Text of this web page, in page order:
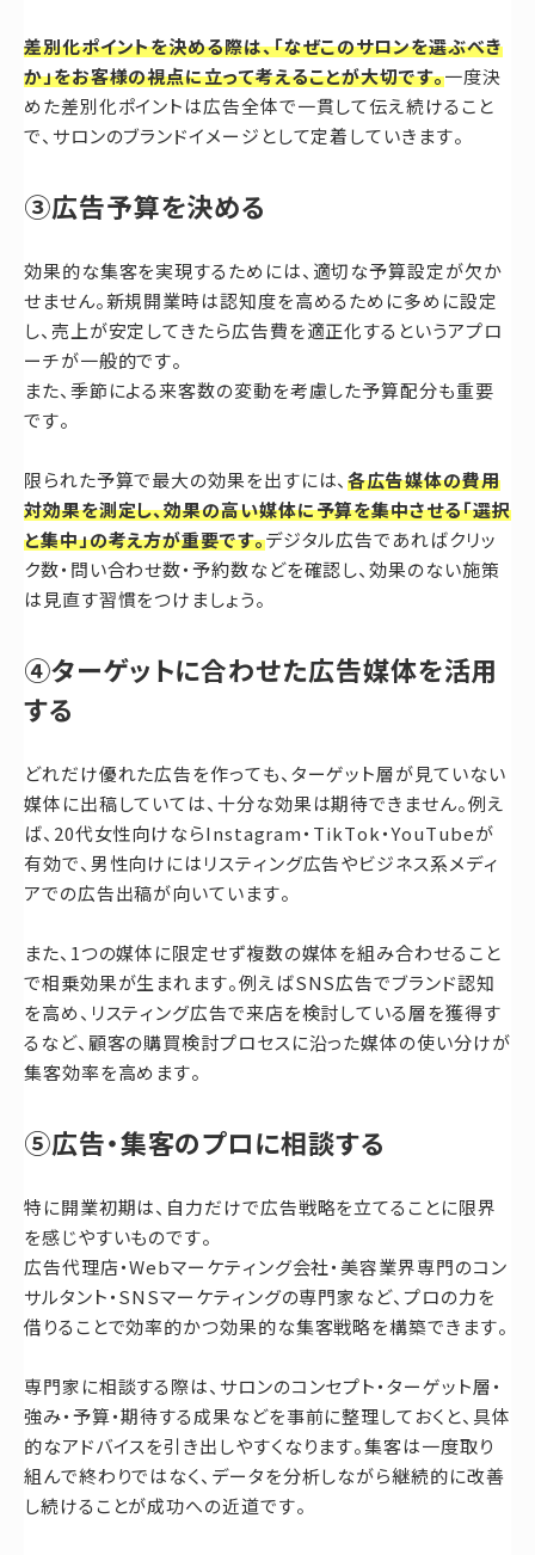
差別化ポイントを決める際は、「なぜこのサロンを選ぶべき
か」をお客様の視点に立って考えることが大切です。一度決
めた差別化ポイントは広告全体で一貫して伝え続けること
で、サロンのブランドイメージとして定着していきます。
③広告予算を決める
効果的な集客を実現するためには、適切な予算設定が欠か
せません。新規開業時は認知度を高めるために多めに設定
し、売上が安定してきたら広告費を適正化するというアプロ
ーチが一般的です。
また、季節による来客数の変動を考慮した予算配分も重要
です。
限られた予算で最大の効果を出すには、各広告媒体の費用
対効果を測定し、効果の高い媒体に予算を集中させる「選択
と集中」の考え方が重要です。デジタル広告であればクリッ
ク数・問い合わせ数・予約数などを確認し、効果のない施策
は見直す習慣をつけましょう。
④ターゲットに合わせた広告媒体を活用
する
どれだけ優れた広告を作っても、ターゲット層が見ていない
媒体に出稿していては、十分な効果は期待できません。例え
ば、20代女性向けならInstagram・TikTok・YouTubeが
有効で、男性向けにはリスティング広告やビジネス系メディ
アでの広告出稿が向いています。
また、1つの媒体に限定せず複数の媒体を組み合わせること
で相乗効果が生まれます。例えばSNS広告でブランド認知
を高め、リスティング広告で来店を検討している層を獲得す
るなど、顧客の購買検討プロセスに沿った媒体の使い分けが
集客効率を高めます。
⑤広告・集客のプロに相談する
特に開業初期は、自力だけで広告戦略を立てることに限界
を感じやすいものです。
広告代理店・Webマーケティング会社・美容業界専門のコン
サルタント・SNSマーケティングの専門家など、プロの力を
借りることで効率的かつ効果的な集客戦略を構築できます。
専門家に相談する際は、サロンのコンセプト・ターゲット層・
強み・予算・期待する成果などを事前に整理しておくと、具体
的なアドバイスを引き出しやすくなります。集客は一度取り
組んで終わりではなく、データを分析しながら継続的に改善
し続けることが成功への近道です。